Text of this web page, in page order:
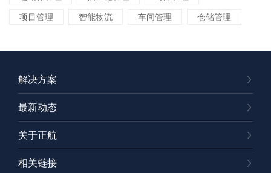
项目管理 智能物流 车间管理 仓储管理
解决方案
最新动态
关于正航
相关链接